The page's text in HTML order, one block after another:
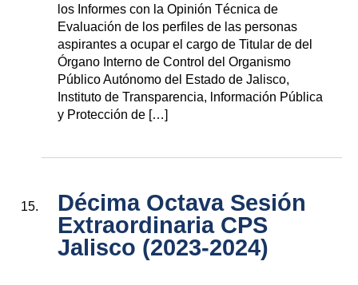
los Informes con la Opinión Técnica de
Evaluación de los perfiles de las personas
aspirantes a ocupar el cargo de Titular de del
Órgano Interno de Control del Organismo
Público Autónomo del Estado de Jalisco,
Instituto de Transparencia, lnformación Pública
y Protección de […]
Décima Octava Sesión
Extraordinaria CPS
Jalisco (2023-2024)